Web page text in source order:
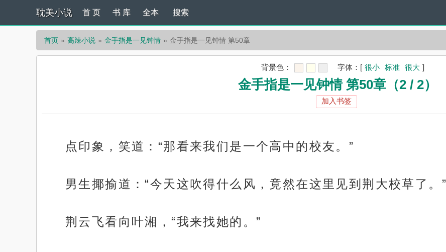
耽美小说 首 页 书 库 全本 搜索
首页 高辣小说 金手指是一见钟情 金手指是一见钟情 第50章
背景色： 字体： [ 很小 标准 很大 ]
金手指是一见钟情 第50章（2 / 2）
加入书签
点印象，笑道：“那看来我们是一个高中的校友。”
男生揶揄道：“今天这吹得什么风，竟然在这里见到荆大校草了。”
荆云飞看向叶湘，“我来找她的。”